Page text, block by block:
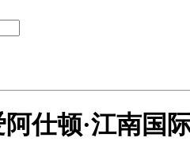
仕顿·江南国